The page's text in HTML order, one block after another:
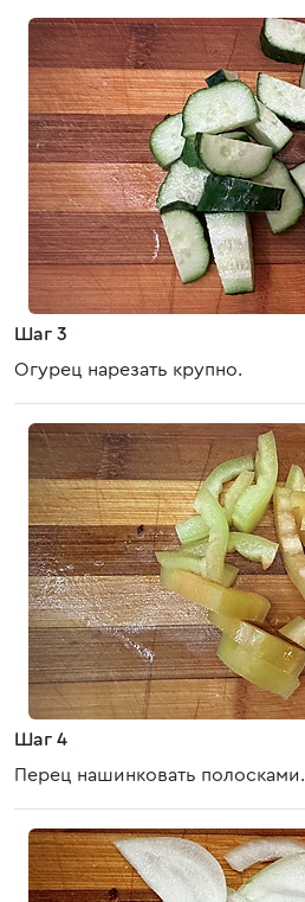
Шаг 3
Огурец нарезать крупно.
Шаг 4
Перец нашинковать полосками.